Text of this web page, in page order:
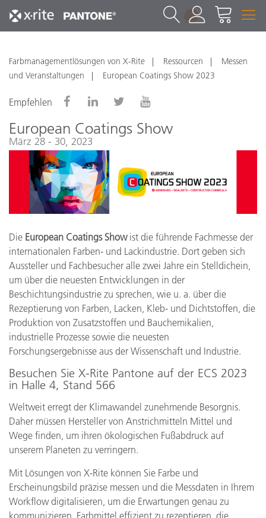
1
Farbmanagementlösungen von X-Rite Ressourcen
Messen
und Veranstaltungen
European Coatings Show 2023
Empfehlen
European Coatings Show
März 28 - 30, 2023
Die European Coatings Showist die führende Fachmesse der
internationalen Farben- und Lackindustrie. Dort geben sich
Aussteller und Fachbesucher alle zwei Jahre ein Stelldichein,
um über die neuesten Entwicklungen in der
Beschichtungsindustrie zu sprechen, wie u. a. über die
Rezeptierung von Farben, Lacken, Kleb- und Dichtstoffen, die
Produktion von Zusatzstoffen und Bauchemikalien,
industrielle Prozesse sowie die neuesten
Forschungsergebnisse aus der Wissenschaft und Industrie.
Besuchen Sie X-Rite Pantone auf der ECS 2023
in Halle 4, Stand 566
Weltweit erregt der Klimawandel zunehmende Besorgnis.
Daher müssen Hersteller von Anstrichmitteln Mittel und
Wege finden, um ihren ökologischen Fußabdruck auf
unserem Planeten zu verringern.
Mit Lösungen von X-Rite können Sie Farbe und
Erscheinungsbild präzise messen und die Messdaten in Ihrem
Workflow digitalisieren, um die Erwartungen genau zu
kommunizieren, Farbmittel effizient zu rezeptieren, die